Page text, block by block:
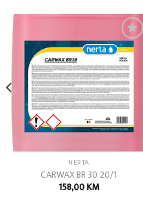
Add to
wishlist
NERTA
CARWAX BR 30 20/1
158,00KM